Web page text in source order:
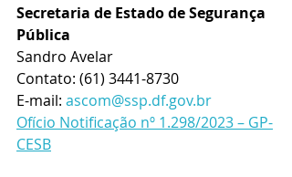
Secretaria de Estado de Segurança
Pública
Sandro Avelar
Contato: (61) 3441-8730
E-mail: ascom@ssp.df.gov.br
Ofício Notificação nº 1.298/2023 – GP-
CESB